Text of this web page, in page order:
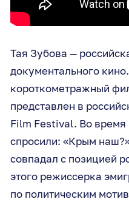
Тая Зубова —
документального
короткометражный
представлен в
Film Festival. Во
спросили: «Крым
совпадал с позицией
этого режиссерка
по политическим